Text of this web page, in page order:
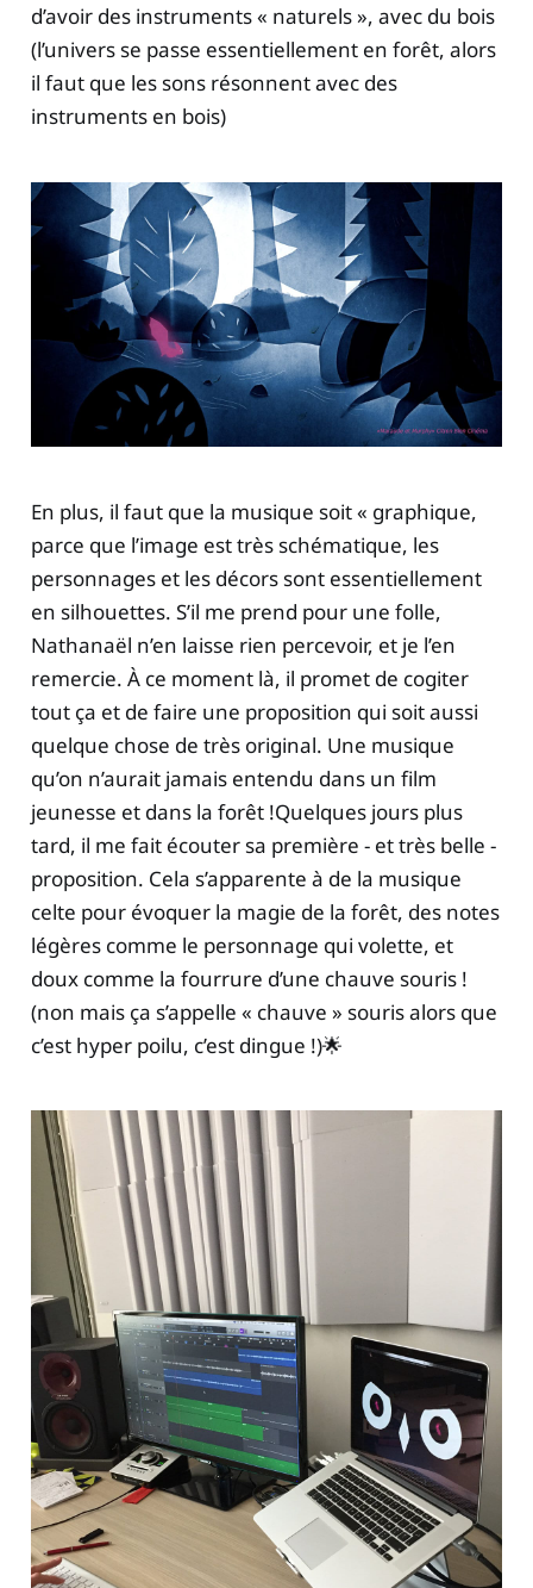
d’avoir des instruments « naturels », avec du bois
(l’univers se passe essentiellement en forêt, alors
il faut que les sons résonnent avec des
instruments en bois)
En plus, il faut que la musique soit « graphique,
parce que l’image est très schématique, les
personnages et les décors sont essentiellement
en silhouettes. S’il me prend pour une folle,
Nathanaël n’en laisse rien percevoir, et je l’en
remercie. À ce moment là, il promet de cogiter
tout ça et de faire une proposition qui soit aussi
quelque chose de très original. Une musique
qu’on n’aurait jamais entendu dans un film
jeunesse et dans la forêt !Quelques jours plus
tard, il me fait écouter sa première - et très belle -
proposition. Cela s’apparente à de la musique
celte pour évoquer la magie de la forêt, des notes
légères comme le personnage qui volette, et
doux comme la fourrure d’une chauve souris !
(non mais ça s’appelle « chauve » souris alors que
c’est hyper poilu, c’est dingue !)🌟